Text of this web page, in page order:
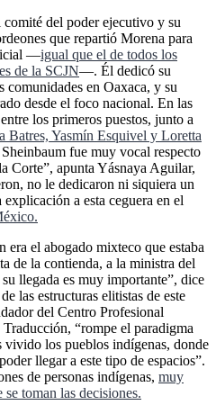
del poder ejecutivo y su
que repartió Morena para
—igual que el de todos los
de la SCJN—. Él dedicó su
comunidades en Oaxaca, y su
desde el foco nacional. En las
los primeros puestos, junto a
Batres, Yasmín Esquivel y Loretta
fue muy vocal respecto
Corte”, apunta Yásnaya Aguilar,
no le dedicaron ni siquiera un
a esta ceguera en el
era el abogado mixteco que estaba
de la contienda, a la ministra del
llegada es muy importante”, dice
las estructuras elitistas de este
del Centro Profesional
“rompe el paradigma
vivido los pueblos indígenas, donde
llegar a este tipo de espacios”.
de personas indígenas, muy
toman las decisiones.